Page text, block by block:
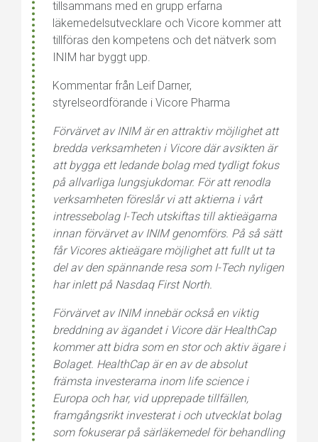
tillsammans med en grupp erfarna
läkemedelsutvecklare och Vicore kommer att
tillföras den kompetens och det nätverk som
INIM har byggt upp.
Kommentar från Leif Darner,
styrelseordförande i Vicore Pharma
Förvärvet av INIM är en attraktiv möjlighet att
bredda verksamheten i Vicore där avsikten är
att bygga ett ledande bolag med tydligt fokus
på allvarliga lungsjukdomar. För att renodla
verksamheten föreslår vi att aktierna i vårt
intressebolag I-Tech utskiftas till aktieägarna
innan förvärvet av INIM genomförs. På så sätt
får Vicores aktieägare möjlighet att fullt ut ta
del av den spännande resa som I-Tech nyligen
har inlett på Nasdaq First North.
Förvärvet av INIM innebär också en viktig
breddning av ägandet i Vicore där HealthCap
kommer att bidra som en stor och aktiv ägare i
Bolaget. HealthCap är en av de absolut
främsta investerarna inom life science i
Europa och har, vid upprepade tillfällen,
framgångsrikt investerat i och utvecklat bolag
som fokuserar på särläkemedel för behandling